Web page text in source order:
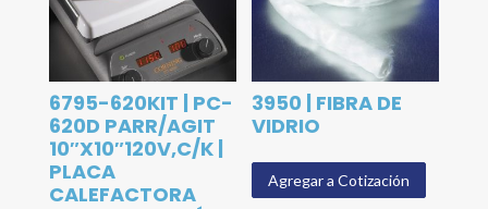
6795-620KIT | PC-
620D PARR/AGIT
10″X10″120V,C/K |
PLACA
CALEFACTORA
3950 | FIBRA DE
VIDRIO
Agregar a Cotización